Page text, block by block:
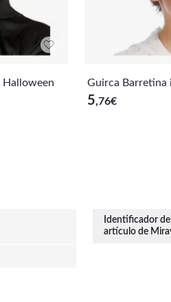
Halloween Guirca Barretina
5,76€
Identificador del
artículo de